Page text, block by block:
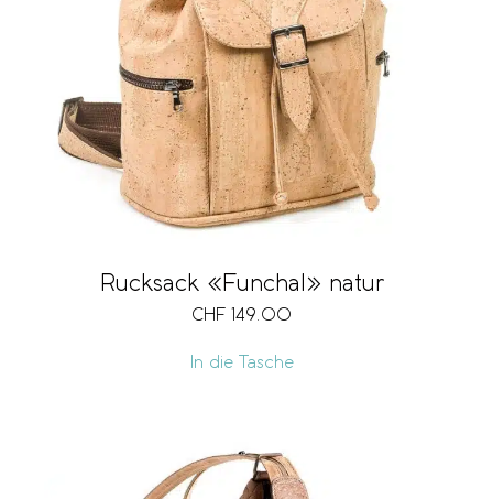
Rucksack «Funchal» natur
CHF 149.00
In die Tasche